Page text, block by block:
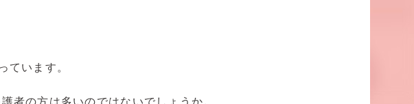
います。
者の方は多いのではないでしょうか。